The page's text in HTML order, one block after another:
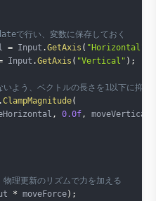
で行い、変数に保存しておく
= Input .GetAxis ( "Horizontal"
Input .GetAxis ( "Vertical" ) ;
よう、ベクトルの長さを1以下に抑え
.ClampMagnitude(
, 0.0f, moveVertical
理更新のリズムで力を加える
* moveForce) ;